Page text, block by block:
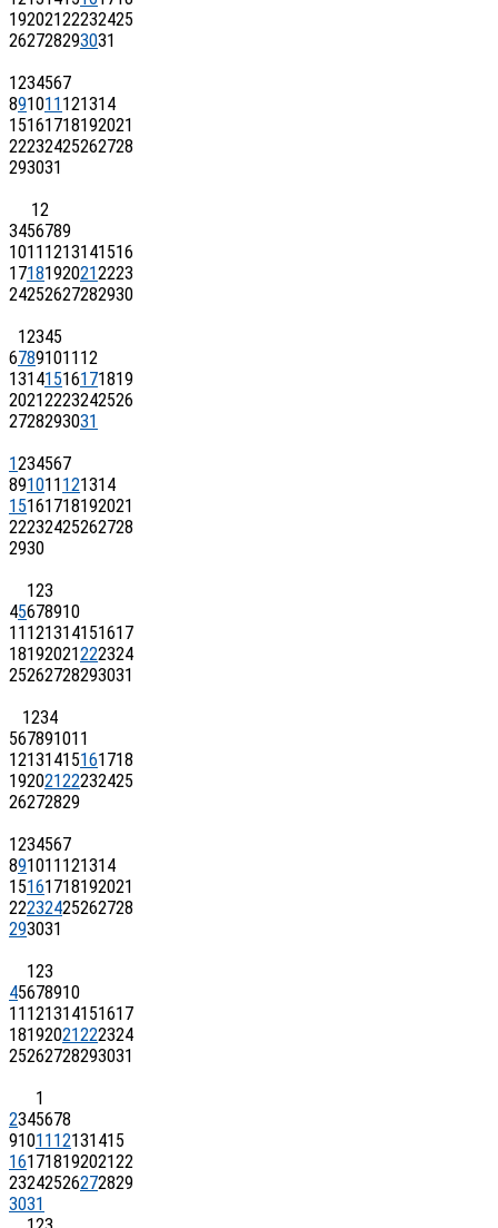
19202122232425
262728293031
1234567
891011 121314
15161718192021
22232425262728
293031
12
3456789
1011 1213141516
17181920212223
24252627282930
12345
67891011 12
13141516171819
20212223242526
2728293031
1234567
891011 121314
15161718192021
22232425262728
2930
123
45678910
11 121314151617
18192021222324
25262728293031
1234
567891011
12131415161718
19202122232425
26272829
1234567
891011 121314
15161718192021
22232425262728
293031
123
45678910
11 121314151617
18192021222324
25262728293031
1
2345678
91011 12131415
16171819202122
23242526272829
3031